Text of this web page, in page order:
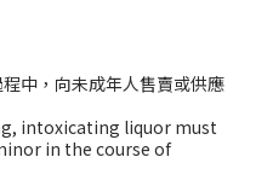
中，向未成年人售賣或供應
intoxicating liquor must
in the course of